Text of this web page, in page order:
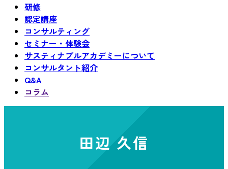
研修
認定講座
コンサルティング
セミナー・体験会
サスティナブルアカデミーについて
コンサルタント紹介
Q&A
コラム
田辺 久信